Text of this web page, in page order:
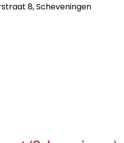
8, Scheveningen